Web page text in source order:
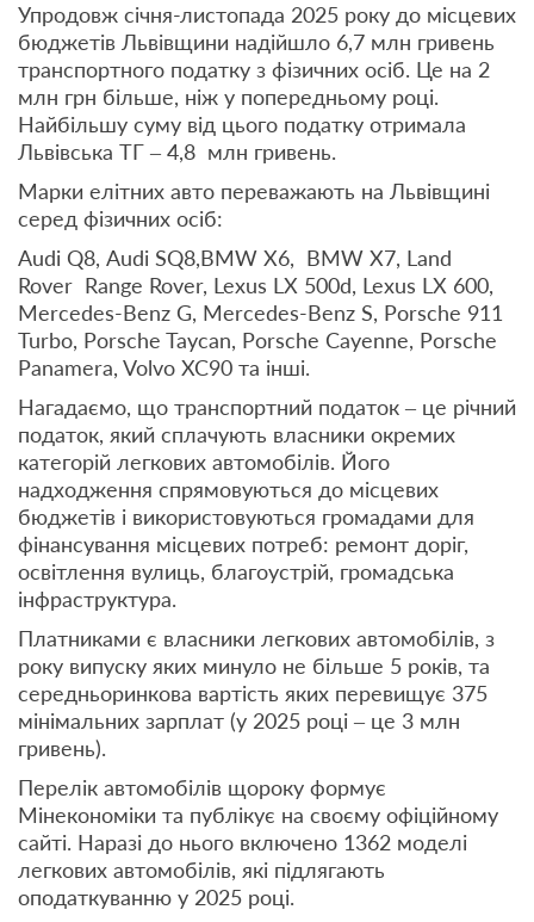
Упродовж січня-листопада 2025 року до місцевих
бюджетів Львівщини надійшло 6,7 млн гривень
транспортного податку з фізичних осіб. Це на 2
млн грн більше, ніж у попередньому році.
Найбільшу суму від цього податку отримала
Львівська ТГ – 4,8 млн гривень.
Марки елітних авто переважають на Львівщині
серед фізичних осіб:
Аudi Q8, Аudi SQ8,BMW X6, BMW X7, Land
Rover Range Rover, Lexus LX 500d, Lexus LX 600,
Mercedes-Benz G, Mercedes-Benz S, Porsche 911
Turbo, Porsche Taycan, Porsche Cayenne, Porsche
Раnamera, Volvo XC90 та інші.
Нагадаємо, що транспортний податок – це річний
податок, який сплачують власники окремих
категорій легкових автомобілів. Його
надходження спрямовуються до місцевих
бюджетів і використовуються громадами для
фінансування місцевих потреб: ремонт доріг,
освітлення вулиць, благоустрій, громадська
інфраструктура.
Платниками є власники легкових автомобілів, з
року випуску яких минуло не більше 5 років, та
середньоринкова вартість яких перевищує 375
мінімальних зарплат (у 2025 році – це 3 млн
гривень).
Перелік автомобілів щороку формує
Мінекономіки та публікує на своєму офіційному
сайті. Наразі до нього включено 1362 моделі
легкових автомобілів, які підлягають
оподаткуванню у 2025 році.